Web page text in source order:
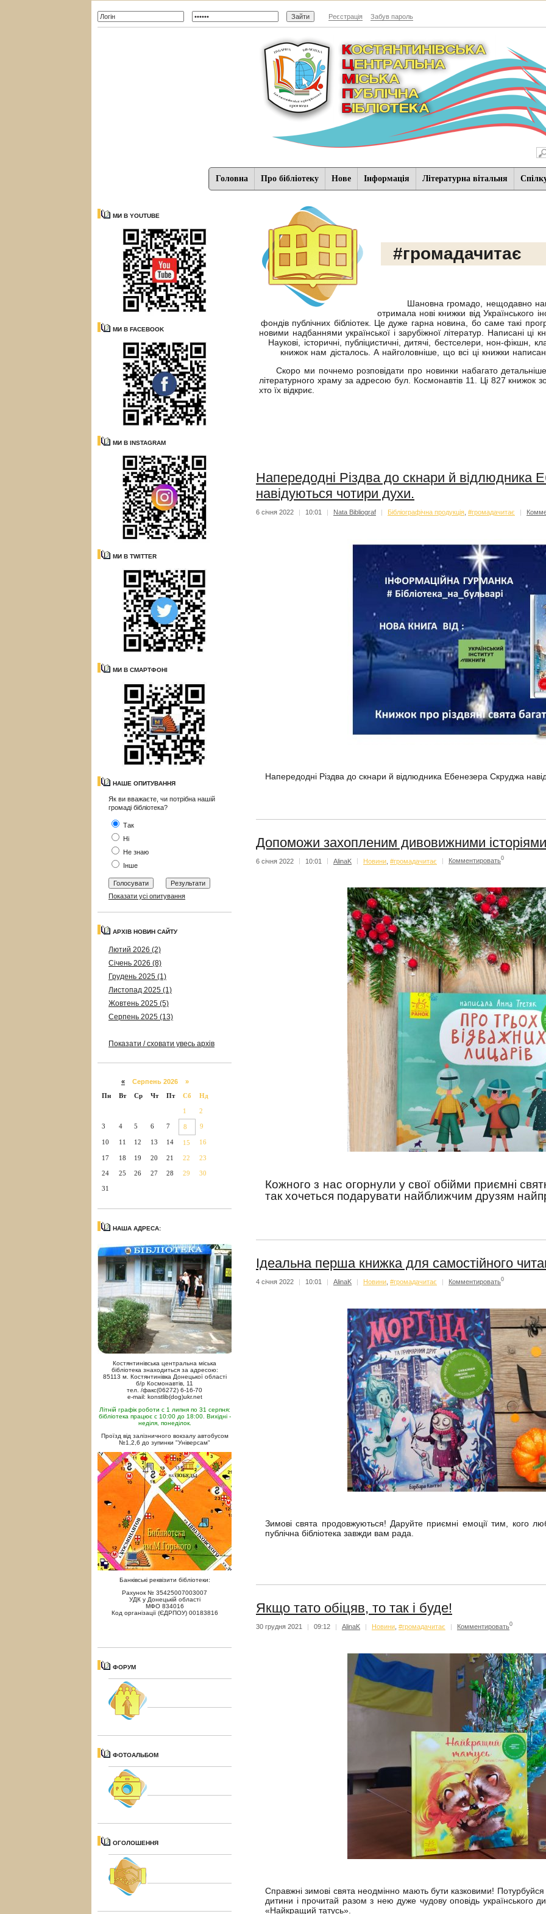
Реєстрація Забув пароль
Головна Про бібліотеку Нове Iнформацiя Літературна вітальня
МИ В YOUTUBE
МИ В FACEBOOK
МИ В INSTAGRAM
МИ В TWITTER
МИ В СМАРТФОНІ
НАШЕ ОПИТУВАННЯ
Як ви вважаєте, чи потрібна нашій
громаді бібліотека?
Так
Ні
Не знаю
Інше
Показати усі опитування
АРХІВ НОВИН САЙТУ
Лютий 2026 (2)
Січень 2026 (8)
Грудень 2025 (1)
Листопад 2025 (1)
Жовтень 2025 (5)
Серпень 2025 (13)
Показати / сховати увесь архів
« Серпень 2026 »
Пн
Вт Ср Чт Пт Сб Нд
1 2
3 4 5 6 7 8 9
10 11 12 13 14 15 16
17 18 19 20 21 22 23
24 25 26 27 28 29 30
31
НАША АДРЕСА:
Костянтинівська центральна міська
бібліотека знаходиться за адресою:
85113 м. Костянтинівка Донецької області
б/р Космонавтів, 11
тел. /факс(06272) 6-16-70
e-mail: konstlib(dog)ukr.net
Літній графік роботи с 1 липня по 31 серпня:
бібліотека працює с 10:00 до 18:00. Вихідні -
неділя, понеділок.
Проїзд від залізничного вокзалу автобусом
№1,2,6 до зупинки "Універсам"
Банківські реквізити бібліотеки:
Рахунок № 35425007003007
УДК у Донецькій області
МФО 834016
Код організації (ЄДРПОУ) 00183816
ФОРУМ
ФОТОАЛЬБОМ
ОГОЛОШЕННЯ
#громадачитає
Шановна громадо, нещодавно
отримала нові книжки від Українського
фондів публічних бібліотек. Це дуже гарна новина, бо саме такі
новими надбаннями української і зарубіжної літератур. Написані ці
Наукові, історичні, публіцистичні, дитячі, бестселери, нон-фікшн,
книжок нам дісталось. А найголовніше, що всі ці книжки
Скоро ми почнемо розповідати про новинки набагато
літературного храму за адресою бул. Космонавтів 11. Ці 827 книжок
хто їх відкриє.
Напередодні Різдва до скнари й відлюдника
навідуються чотири духи.
6 січня 2022 | 10:01 | Nata Bibliograf | Бібліографічна продукція #громадачитає |
Напередодні Різдва до скнари й відлюдника Ебенезера Скруджа
Допоможи захопленим дивовижними історіями
6 січня 2022 10:01 AlinaK Новини #громадачитає Комментировать0
Кожного з нас огорнули у свої обійми приємні
так хочеться подарувати найближчим друзям
Ідеальна перша книжка для самостійного
4 січня 2022 | 10:01 | AlinaK | Новини #громадачитає | Комментировать0
Зимові свята продовжуються! Даруйте приємні емоції тим, кого
публічна бібліотека завжди вам рада.
Якщо тато обіцяв, то так і буде!
30 грудня 2021 | 09:12 | AlinaK | Новини #громадачитає | Комментировать0
Справжні зимові свята неодмінно мають бути казковими!
дитини і прочитай разом з нею дуже чудову оповідь українського
«Найкращий татусь».